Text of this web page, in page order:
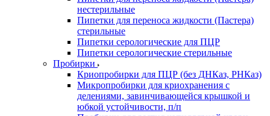
нестерильные
Пипетки для переноса жидкости (Пастера)
стерильные
Пипетки серологические для ПЦР
Пипетки серологические стерильные
Пробирки
Криопробирки для ПЦР (без ДНКаз, РНКаз)
Микропробирки для криохранения с
делениями, завинчивающейся крышкой и
юбкой устойчивости, п/п